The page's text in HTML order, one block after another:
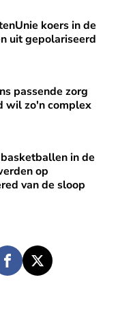
koers in de
uit gepolariseerd
in de oppositie?
passende zorg
wil zo'n complex
kan krijgen?
in de
op
van de sloop
de kerk: deze 5